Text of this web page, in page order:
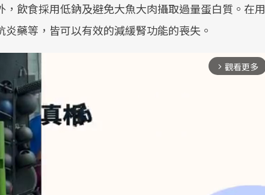
飲食採用低鈉及避免大魚大肉攝取過量蛋白質。在用
藥等，皆可以有效的減緩腎功能的喪失。
arrow_forward_ios 觀看更多